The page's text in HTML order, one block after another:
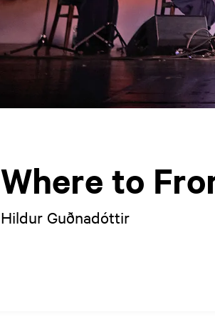
Where to
Hildur Guðnadóttir